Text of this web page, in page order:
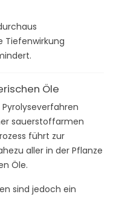
Tiefenwirkung
Öle
sauerstoffarmen
führt zur
aller in der Pflanze
Öle.
sind jedoch ein